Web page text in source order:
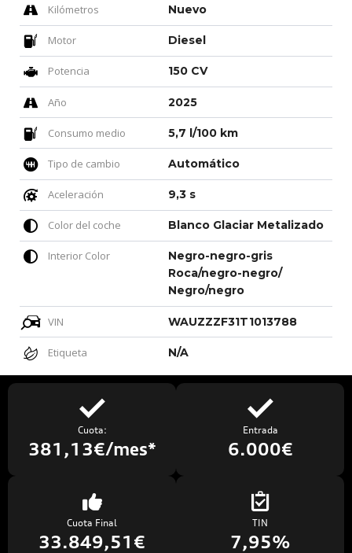
Kilómetros Nuevo
Motor Diesel
Potencia 150 CV
Año 2025
Consumo medio 5,7 l/100 km
Tipo de cambio Automático
Aceleración 9,3 s
Color del coche Blanco Glaciar Metalizado
Interior Color
Negro-negro-gris
Roca/negro-negro/
Negro/negro
VIN WAUZZZF31T1013788
Etiqueta N/A
Cuota:
381,13€/mes*
Entrada
6.000€
Cuota Final
33.849,51€
TIN
7,95%